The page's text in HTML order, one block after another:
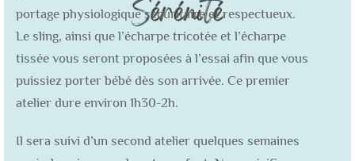
portage physiologique sécuritaire et respectueux.
Le sling, ainsi que l’écharpe tricotée et l’écharpe
tissée vous seront proposées à l’essai afin que vous
puissiez porter bébé dès son arrivée. Ce premier
atelier dure environ 1h30-2h.
Il sera suivi d’un second atelier quelques semaines